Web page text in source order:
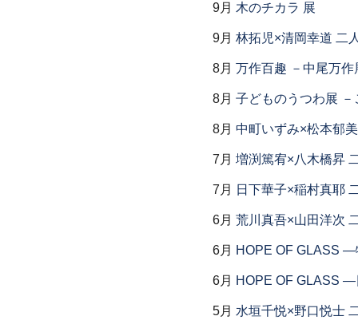
9月 木のチカラ 展
9月 林拓児×清岡幸道 二
8月 万作百趣 －中尾万作
8月 子どものうつわ展
8月 中町いずみ×松本郁
7月 増渕篤宥×八木橋昇
7月 日下華子×稲村真耶
6月 荒川真吾×山田洋次
6月 HOPE OF GLASS
6月 HOPE OF GLASS
5月 水垣千悦×野口悦士